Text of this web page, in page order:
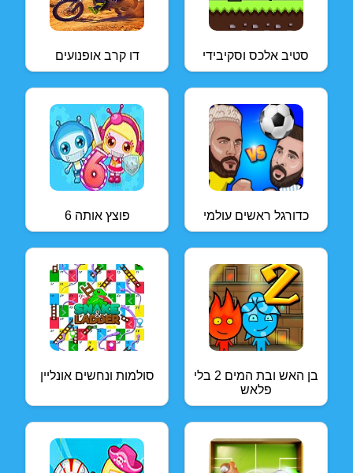
דו קרב אופנועים סטיב אלכס וסקיבידי
פוצץ אותה 6 כדורגל ראשים עולמי
סולמות ונחשים אונליין
בן האש ובת המים 2 בלי
פלאש